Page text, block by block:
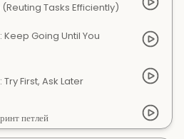
(Reuting Tasks Efficiently)
Keep Going Until You
Try First, Ask Later
петлей